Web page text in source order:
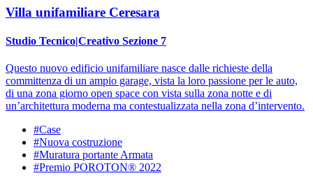
Villa unifamiliare Ceresara
Studio Tecnico|Creativo Sezione 7
Questo nuovo edificio unifamiliare nasce dalle richieste della
committenza di un ampio garage, vista la loro passione per le auto,
di una zona giorno open space con vista sulla zona notte e di
un’architettura moderna ma contestualizzata nella zona d’intervento.
#Case
#Nuova costruzione
#Muratura portante Armata
#Premio POROTON® 2022